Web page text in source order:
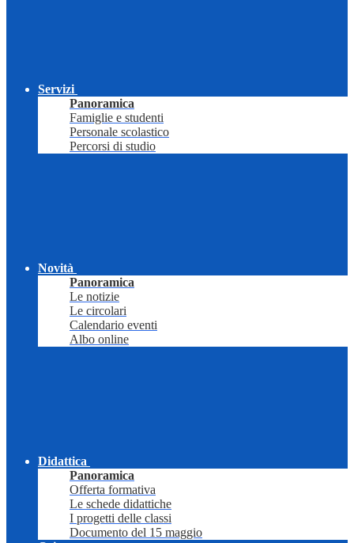
Servizi
Panoramica
Famiglie e studenti
Personale scolastico
Percorsi di studio
Novità
Panoramica
Le notizie
Le circolari
Calendario eventi
Albo online
Didattica
Panoramica
Offerta formativa
Le schede didattiche
I progetti delle classi
Documento del 15 maggio